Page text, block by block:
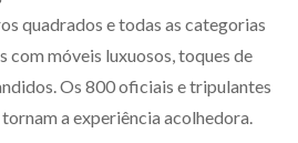
quadrados e todas as categorias
com móveis luxuosos, toques de
Os 800 oficiais e tripulantes
a experiência acolhedora.